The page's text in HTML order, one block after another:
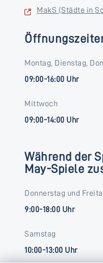
MakS (Städte in
Montag, Dienstag,
09:00-16:00 Uhr
Mittwoch
09:00-14:00 Uhr
Während der
May-Spiele
Donnerstag und
9:00-18:00 Uhr
Samstag
10:00-13:00 Uhr